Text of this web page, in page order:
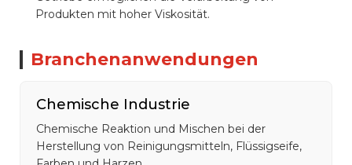
Produkten mit hoher Viskosität.
Branchenanwendungen
Chemische Industrie
Chemische Reaktion und Mischen bei der
Herstellung von Reinigungsmitteln, Flüssigseife,